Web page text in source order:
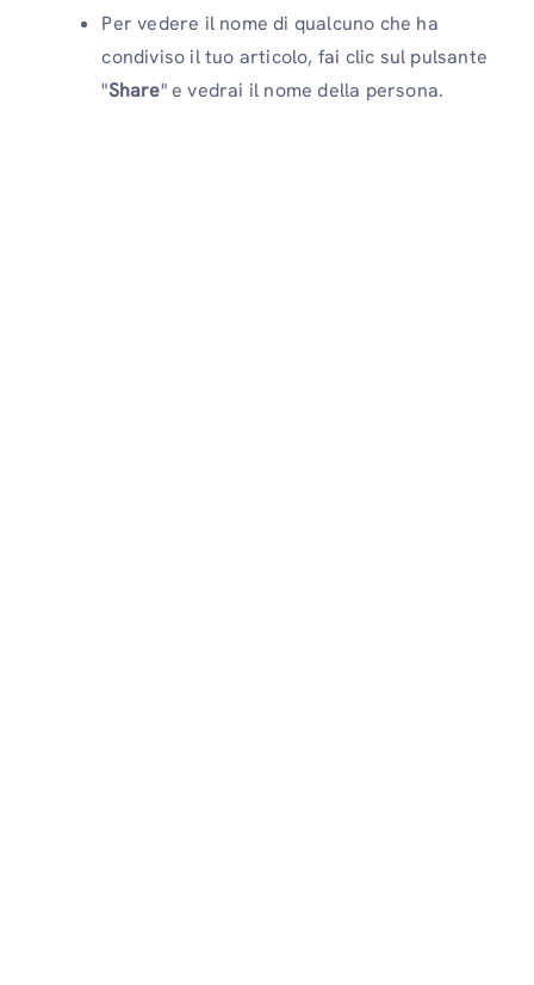
Per vedere il nome di qualcuno che ha
condiviso il tuo articolo, fai clic sul pulsante
"Share" e vedrai il nome della persona.